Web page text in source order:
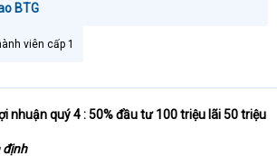
BTG
viên cấp 1
nhuận quý 4 : 50% đầu tư 100 triệu lãi 50 triệu
định